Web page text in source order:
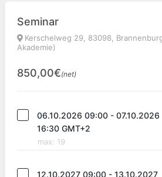
Seminar
Kerschelweg 29, 83098,
Akademie)
850,00€(net)
06.10.2026 09:00 - 07.10.2026
16:30 GMT+2
max: 19
12.10.2027 09:00 - 13.10.2027